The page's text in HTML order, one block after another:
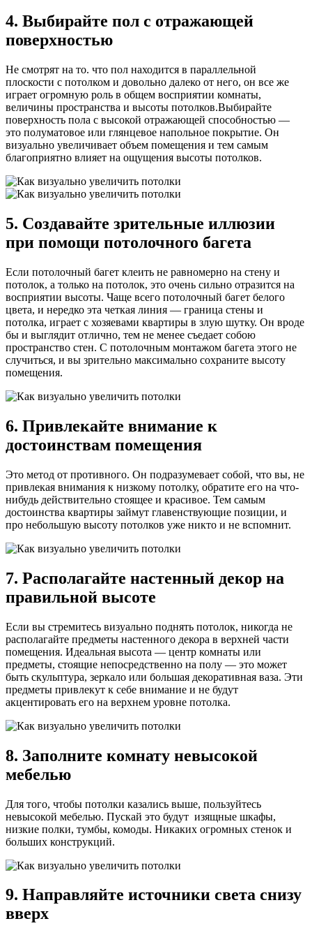
4. Выбирайте пол с отражающей
поверхностью
Не смотрят на то. что пол находится в параллельной
плоскости с потолком и довольно далеко от него, он все же
играет огромную роль в общем восприятии комнаты,
величины пространства и высоты потолков.Выбирайте
поверхность пола с высокой отражающей способностью —
это полуматовое или глянцевое напольное покрытие. Он
визуально увеличивает объем помещения и тем самым
благоприятно влияет на ощущения высоты потолков.
5. Создавайте зрительные иллюзии
при помощи потолочного багета
Если потолочный багет клеить не равномерно на стену и
потолок, а только на потолок, это очень сильно отразится на
восприятии высоты. Чаще всего потолочный багет белого
цвета, и нередко эта четкая линия — граница стены и
потолка, играет с хозяевами квартиры в злую шутку. Он вроде
бы и выглядит отлично, тем не менее съедает собою
пространство стен. С потолочным монтажом багета этого не
случиться, и вы зрительно максимально сохраните высоту
помещения.
6. Привлекайте внимание к
достоинствам помещения
Это метод от противного. Он подразумевает собой, что вы, не
привлекая внимания к низкому потолку, обратите его на что-
нибудь действительно стоящее и красивое. Тем самым
достоинства квартиры займут главенствующие позиции, и
про небольшую высоту потолков уже никто и не вспомнит.
7. Располагайте настенный декор на
правильной высоте
Если вы стремитесь визуально поднять потолок, никогда не
располагайте предметы настенного декора в верхней части
помещения. Идеальная высота — центр комнаты или
предметы, стоящие непосредственно на полу — это может
быть скульптура, зеркало или большая декоративная ваза. Эти
предметы привлекут к себе внимание и не будут
акцентировать его на верхнем уровне потолка.
8. Заполните комнату невысокой
мебелью
Для того, чтобы потолки казались выше, пользуйтесь
невысокой мебелью. Пускай это будут изящные шкафы,
низкие полки, тумбы, комоды. Никаких огромных стенок и
больших конструкций.
9. Направляйте источники света снизу
вверх